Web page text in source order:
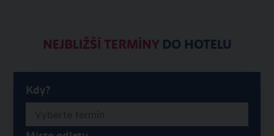
NEJBLIŽŠÍ TERMÍNYDO HOTELU
Kdy?